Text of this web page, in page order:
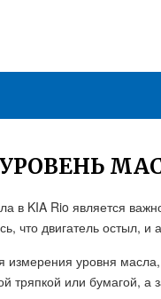
в KIA Rio является
что двигатель остыл,
измерения уровня
тряпкой или бумагой, а